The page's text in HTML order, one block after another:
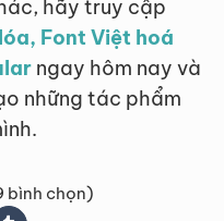
hãy truy cập
Font Việt hoá
ngay hôm nay và
những tác phẩm
chọn)